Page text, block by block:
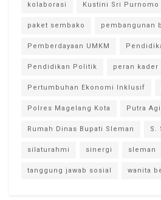
kolaborasi Kustini Sri Purnomo
paket sembako pembangunan
Pemberdayaan UMKM
Pendidikan Politik peran kader
Pertumbuhan Ekonomi Inklusif
Polres Magelang Kota Putra
Rumah Dinas Bupati Sleman S.
silaturahmi sinergi sleman
tanggung jawab sosial wanita